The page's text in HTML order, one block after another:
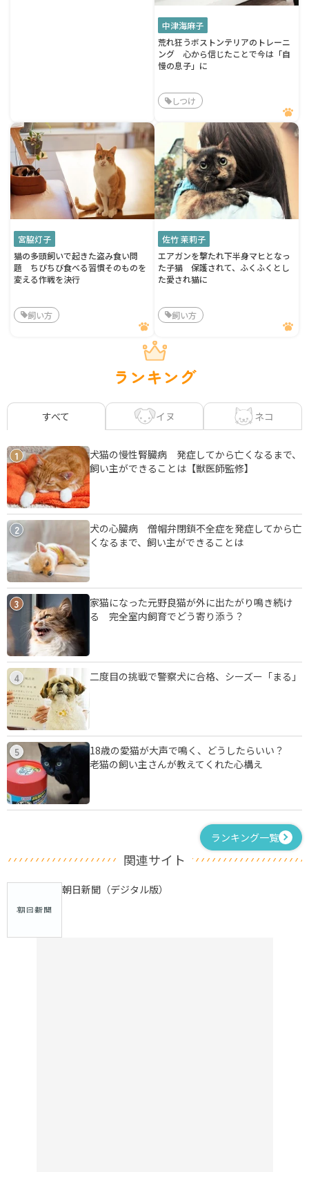
中津海麻子
荒れ狂うボストンテリアのトレーニ
ング 心から信じたことで今は「自
慢の息子」に
しつけ
宮脇灯子
猫の多頭飼いで起きた盗み食い問
題 ちびちび食べる習慣そのものを
変える作戦を決行
飼い方
佐竹 茉莉子
エアガンを撃たれ下半身マヒとなっ
た子猫 保護されて、ふくふくとし
た愛され猫に
飼い方
ランキング
すべて イヌ ネコ
1
犬猫の慢性腎臓病 発症してから亡くなるまで、
飼い主ができることは【獣医師監修】
2
犬の心臓病 僧帽弁閉鎖不全症を発症してから亡
くなるまで、飼い主ができることは
3
家猫になった元野良猫が外に出たがり鳴き続け
る 完全室内飼育でどう寄り添う？
4 二度目の挑戦で警察犬に合格、シーズー「まる」
5
18歳の愛猫が大声で鳴く、どうしたらいい？
老猫の飼い主さんが教えてくれた心構え
ランキング一覧
関連サイト
朝日新聞（デジタル版）